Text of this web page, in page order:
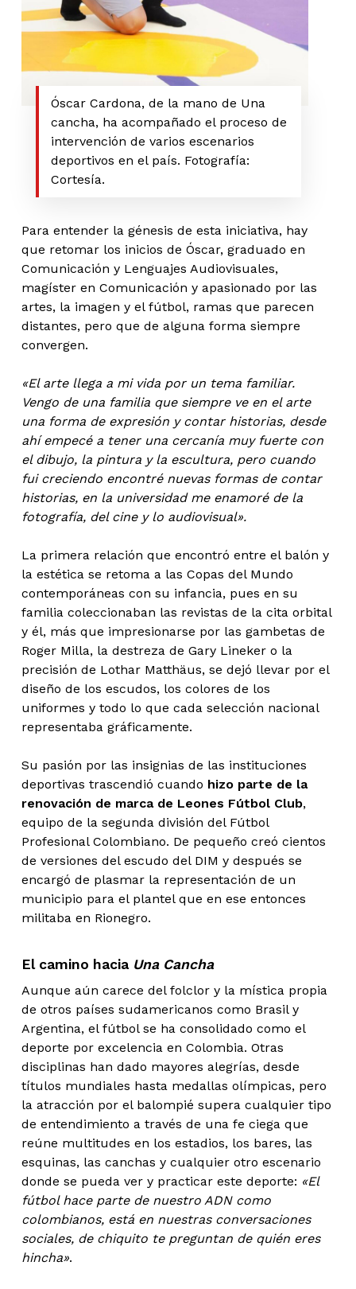
Óscar Cardona, de la mano de Una
cancha, ha acompañado el proceso de
intervención de varios escenarios
deportivos en el país. Fotografía:
Cortesía.
Para entender la génesis de esta iniciativa, hay
que retomar los inicios de Óscar, graduado en
Comunicación y Lenguajes Audiovisuales,
magíster en Comunicación y apasionado por las
artes, la imagen y el fútbol, ramas que parecen
distantes, pero que de alguna forma siempre
convergen.
«El arte llega a mi vida por un tema familiar.
Vengo de una familia que siempre ve en el arte
una forma de expresión y contar historias, desde
ahí empecé a tener una cercanía muy fuerte con
el dibujo, la pintura y la escultura, pero cuando
fui creciendo encontré nuevas formas de contar
historias, en la universidad me enamoré de la
fotografía, del cine y lo audiovisual».
La primera relación que encontró entre el balón y
la estética se retoma a las Copas del Mundo
contemporáneas con su infancia, pues en su
familia coleccionaban las revistas de la cita orbital
y él, más que impresionarse por las gambetas de
Roger Milla, la destreza de Gary Lineker o la
precisión de Lothar Matthäus, se dejó llevar por el
diseño de los escudos, los colores de los
uniformes y todo lo que cada selección nacional
representaba gráficamente.
Su pasión por las insignias de las instituciones
deportivas trascendió cuando hizo parte de la
renovación de marca de Leones Fútbol Club,
equipo de la segunda división del Fútbol
Profesional Colombiano. De pequeño creó cientos
de versiones del escudo del DIM y después se
encargó de plasmar la representación de un
municipio para el plantel que en ese entonces
militaba en Rionegro.
El camino hacia Una Cancha
Aunque aún carece del folclor y la mística propia
de otros países sudamericanos como Brasil y
Argentina, el fútbol se ha consolidado como el
deporte por excelencia en Colombia. Otras
disciplinas han dado mayores alegrías, desde
títulos mundiales hasta medallas olímpicas, pero
la atracción por el balompié supera cualquier tipo
de entendimiento a través de una fe ciega que
reúne multitudes en los estadios, los bares, las
esquinas, las canchas y cualquier otro escenario
donde se pueda ver y practicar este deporte: «El
fútbol hace parte de nuestro ADN como
colombianos, está en nuestras conversaciones
sociales, de chiquito te preguntan de quién eres
hincha».